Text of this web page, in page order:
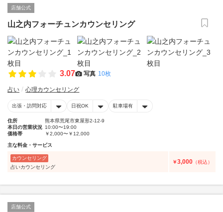
店舗公式
山之内フォーチュンカウンセリング
3.07 写真 10枚
占い 心理カウンセリング
出張・訪問対応 日祝OK 駐車場有
住所
熊本県荒尾市東屋形2-12-9
本日の営業状況 10:00〜19:00
価格帯
￥2,000〜￥12,000
主な料金・サービス
カウンセリング
占いカウンセリング
￥3,000 （税込）
店舗公式